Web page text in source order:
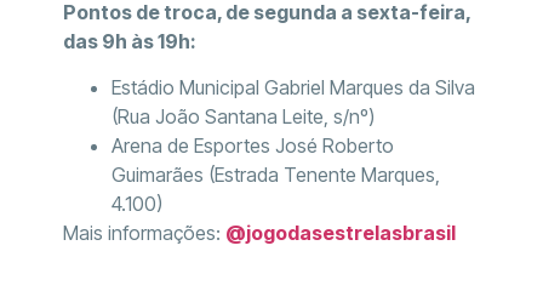
Pontos de troca, de segunda a sexta-feira,
das 9h às 19h:
Estádio Municipal Gabriel Marques da Silva
(Rua João Santana Leite, s/nº)
Arena de Esportes José Roberto
Guimarães (Estrada Tenente Marques,
4.100)
Mais informações: @jogodasestrelasbrasil